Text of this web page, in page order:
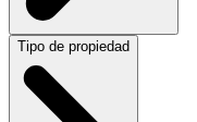
Tipo de propiedad